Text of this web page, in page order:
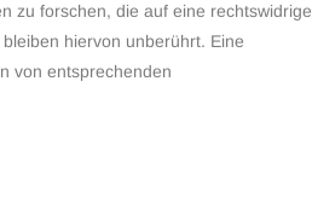
zu forschen, die auf eine rechtswidrige
hiervon unberührt. Eine
von entsprechenden